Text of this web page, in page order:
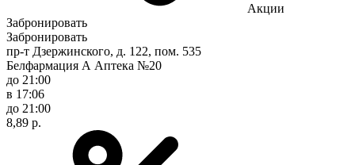
Акции
Забронировать
Забронировать
пр-т Дзержинского, д. 122, пом. 535
Белфармация А Аптека №20
до 21:00
в 17:06
до 21:00
8,89 р.